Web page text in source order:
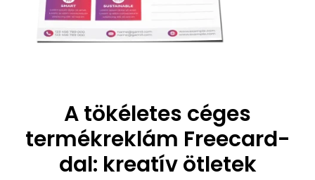
A tökéletes céges
termékreklám Freecard-
dal: kreatív ötletek